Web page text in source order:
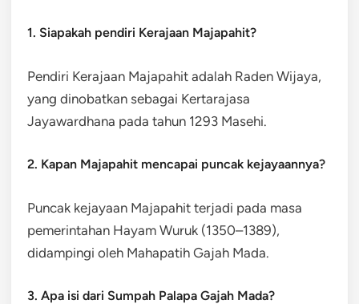
1. Siapakah pendiri Kerajaan Majapahit?
Pendiri Kerajaan Majapahit adalah Raden Wijaya,
yang dinobatkan sebagai Kertarajasa
Jayawardhana pada tahun 1293 Masehi.
2. Kapan Majapahit mencapai puncak kejayaannya?
Puncak kejayaan Majapahit terjadi pada masa
pemerintahan Hayam Wuruk (1350–1389),
didampingi oleh Mahapatih Gajah Mada.
3. Apa isi dari Sumpah Palapa Gajah Mada?